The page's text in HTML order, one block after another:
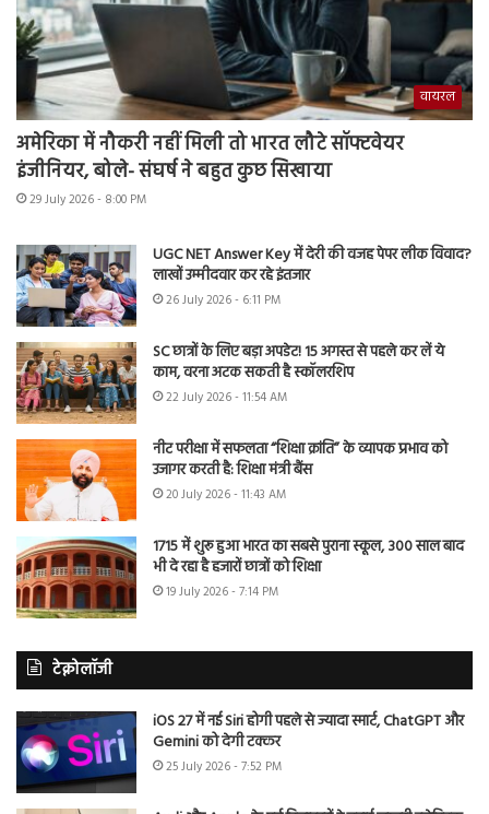
वायरल
अमेरिका में नौकरी नहीं मिली तो भारत लौटे सॉफ्टवेयर
इंजीनियर, बोले- संघर्ष ने बहुत कुछ सिखाया
29 July 2026 - 8:00 PM
UGC NET Answer Key में देरी की वजह पेपर लीक विवाद?
लाखों उम्मीदवार कर रहे इंतजार
26 July 2026 - 6:11 PM
SC छात्रों के लिए बड़ा अपडेट! 15 अगस्त से पहले कर लें ये
काम, वरना अटक सकती है स्कॉलरशिप
22 July 2026 - 11:54 AM
नीट परीक्षा में सफलता “शिक्षा क्रांति” के व्यापक प्रभाव को
उजागर करती है: शिक्षा मंत्री बैंस
20 July 2026 - 11:43 AM
1715 में शुरू हुआ भारत का सबसे पुराना स्कूल, 300 साल बाद
भी दे रहा है हजारों छात्रों को शिक्षा
19 July 2026 - 7:14 PM
टेक्नोलॉजी
iOS 27 में नई Siri होगी पहले से ज्यादा स्मार्ट, ChatGPT और
Gemini को देगी टक्कर
25 July 2026 - 7:52 PM